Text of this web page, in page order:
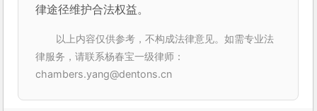
律途径维护合法权益。
以上内容仅供参考，不构成法律意见。如需专业法
律服务，请联系杨春宝一级律师：
chambers.yang@dentons.cn